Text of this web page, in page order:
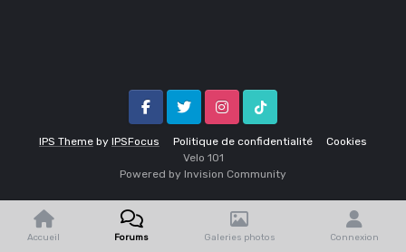
IPS Theme by IPSFocus Politique de confidentialité Cookies
FacebookTwitter InstagramTik Tok
Velo 1O1
Powered by Invision Community
Accueil Forums Galeries photos Connexion